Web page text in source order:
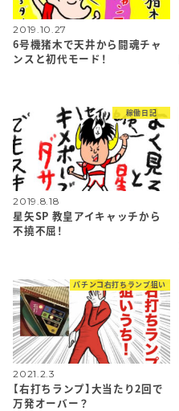
2019.10.27
6号機猪木で天井から闘魂チャ
ンスと初代モード！
稼働日記
2019.8.18
星矢SP 教皇アイキャッチから
不撓不屈！
パチンコ右打ちランプ狙い
2021.2.3
【右打ちランプ】大当たり2回で
万発オーバー？